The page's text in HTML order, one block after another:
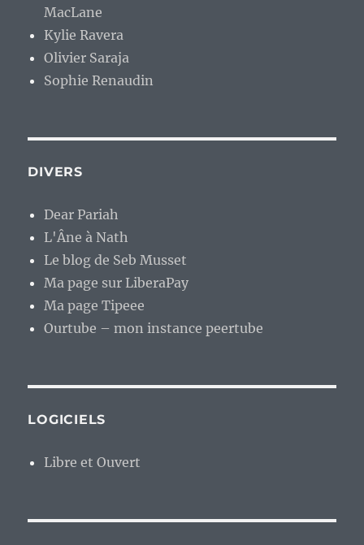
MacLane
Kylie Ravera
Olivier Saraja
Sophie Renaudin
DIVERS
Dear Pariah
L'Âne à Nath
Le blog de Seb Musset
Ma page sur LiberaPay
Ma page Tipeee
Ourtube – mon instance peertube
LOGICIELS
Libre et Ouvert